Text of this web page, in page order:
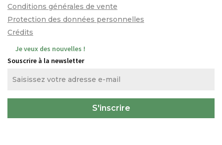
Conditions générales de vente
Protection des données personnelles
Crédits
Je veux des nouvelles !
Souscrire à la newsletter